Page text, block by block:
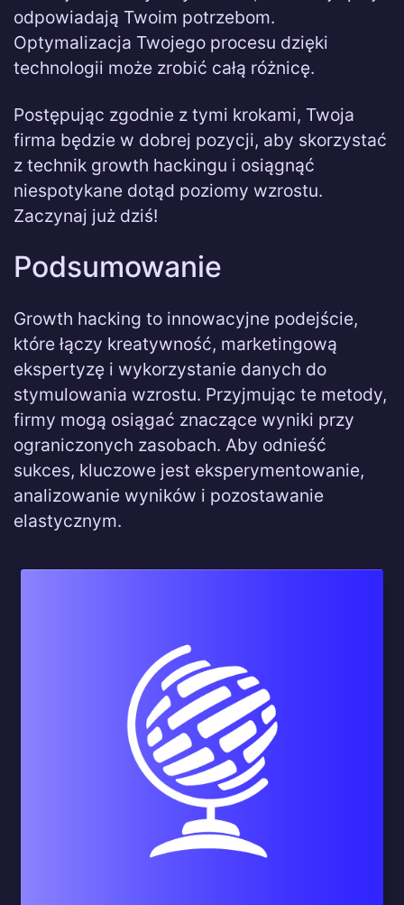
odpowiadają Twoim potrzebom.
Optymalizacja Twojego procesu dzięki
technologii może zrobić całą różnicę.
Postępując zgodnie z tymi krokami, Twoja
firma będzie w dobrej pozycji, aby skorzystać
z technik growth hackingu i osiągnąć
niespotykane dotąd poziomy wzrostu.
Zaczynaj już dziś!
Podsumowanie
Growth hacking to innowacyjne podejście,
które łączy kreatywność, marketingową
ekspertyzę i wykorzystanie danych do
stymulowania wzrostu. Przyjmując te metody,
firmy mogą osiągać znaczące wyniki przy
ograniczonych zasobach. Aby odnieść
sukces, kluczowe jest eksperymentowanie,
analizowanie wyników i pozostawanie
elastycznym.